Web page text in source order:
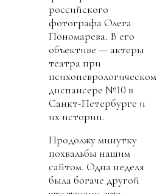
российского
фотографа Олега
Пономарева. В его
объективе — актеры
театра при
психоневрологическом
диспансере №10 в
Санкт-Петербурге и
их истории.
Продолжу минутку
похвальбы нашим
сайтом. Одна неделя
была богаче другой